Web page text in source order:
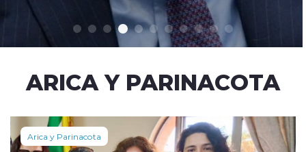
ARICA Y PARINACOTA
Arica y Parinacota